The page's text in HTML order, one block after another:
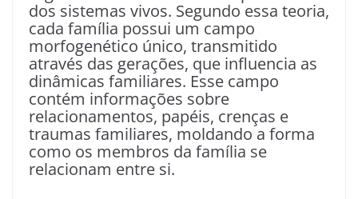
dos sistemas vivos. Segundo essa teoria,
cada família possui um campo
morfogenético único, transmitido
através das gerações, que influencia as
dinâmicas familiares. Esse campo
contém informações sobre
relacionamentos, papéis, crenças e
traumas familiares, moldando a forma
como os membros da família se
relacionam entre si.